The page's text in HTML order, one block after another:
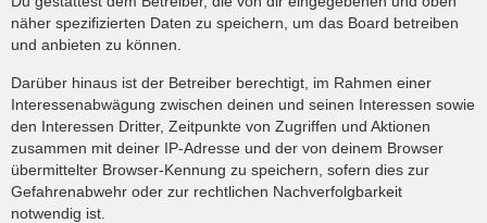
näher spezifizierten Daten zu speichern, um das Board betreiben
und anbieten zu können.
Darüber hinaus ist der Betreiber berechtigt, im Rahmen einer
Interessenabwägung zwischen deinen und seinen Interessen sowie
den Interessen Dritter, Zeitpunkte von Zugriffen und Aktionen
zusammen mit deiner IP-Adresse und der von deinem Browser
übermittelter Browser-Kennung zu speichern, sofern dies zur
Gefahrenabwehr oder zur rechtlichen Nachverfolgbarkeit
notwendig ist.